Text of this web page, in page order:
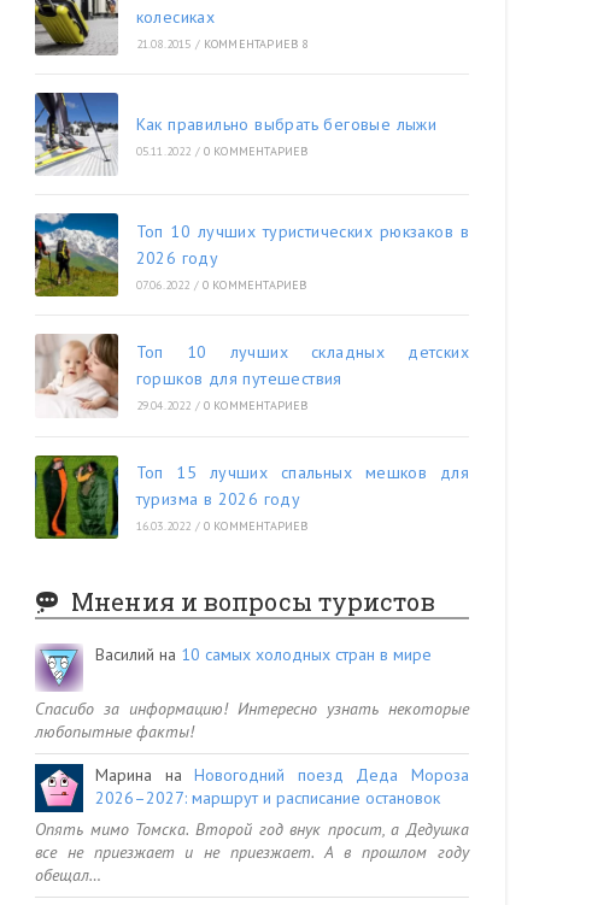
колесиках
21.08.2015 / КОММЕНТАРИЕВ 8
Как правильно выбрать беговые лыжи
05.11.2022 / 0 КОММЕНТАРИЕВ
Топ 10 лучших туристических рюкзаков в
2026 году
07.06.2022 / 0 КОММЕНТАРИЕВ
Топ 10 лучших складных детских
горшков для путешествия
29.04.2022 / 0 КОММЕНТАРИЕВ
Топ 15 лучших спальных мешков для
туризма в 2026 году
16.03.2022 / 0 КОММЕНТАРИЕВ
Мнения и вопросы туристов
Василий на 10 самых холодных стран в мире
Спасибо за информацию! Интересно узнать некоторые
любопытные факты!
Марина наНовогодний поезд Деда Мороза
2026–2027: маршрут и расписание остановок
Опять мимо Томска. Второй год внук просит, а Дедушка
все не приезжает и не приезжает. А в прошлом году
обещал…